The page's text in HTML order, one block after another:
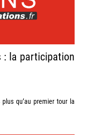
: la participation
qu’au premier tour la